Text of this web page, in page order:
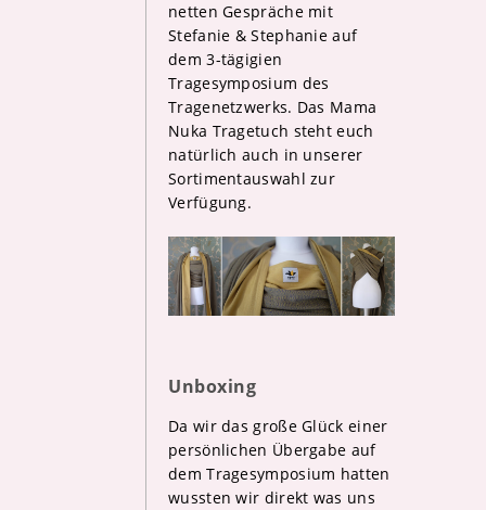
netten Gespräche mit
Stefanie & Stephanie auf
dem 3-tägigien
Tragesymposium des
Tragenetzwerks. Das Mama
Nuka Tragetuch steht euch
natürlich auch in unserer
Sortimentauswahl zur
Verfügung.
Unboxing
Da wir das große Glück einer
persönlichen Übergabe auf
dem Tragesymposium hatten
wussten wir direkt was uns